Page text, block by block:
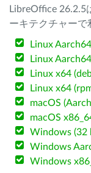
LibreOffice
ーキテクチャーで
Linux
Linux
Linux x64
Linux x64
macOS
macOS
Windows (32
Windows
Windows